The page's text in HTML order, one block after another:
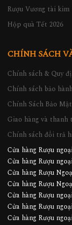
Rượu Vương tài kim
Hộp quà Tết 2026
CHÍNH SÁCH
Chính sách & Quy
Chính sách bảo
Chính Sách Bảo
Giao hàng và thanh
Chính sách đổi trả
Cửa hàng Rượu
Cửa hàng Rượu
Cửa hàng Rượu
Cửa hàng Rượu
Cửa hàng Rượu
Cửa hàng Rượu
Cửa hàng Rượu